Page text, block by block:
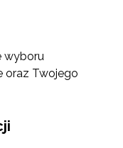
wyboru
oraz Twojego